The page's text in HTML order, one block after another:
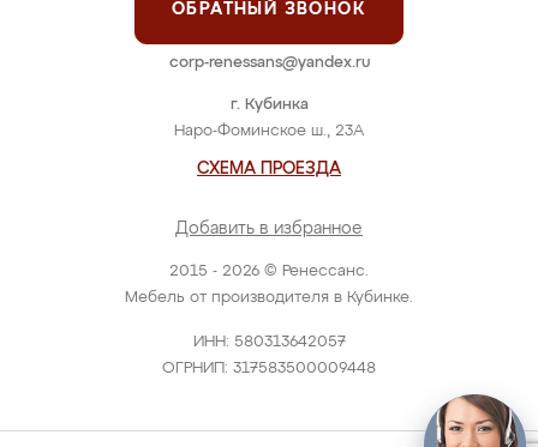
2015 - 2026 © Ренессанс.
Мебель от производителя в Кубинке.
ИНН: 580313642057
ОГРНИП: 317583500009448
г. Кубинка
Наро-Фоминское ш., 23А
СХЕМА ПРОЕЗДА
Добавить в избранное
ОБРАТНЫЙ ЗВОНОК
corp-renessans@yandex.ru